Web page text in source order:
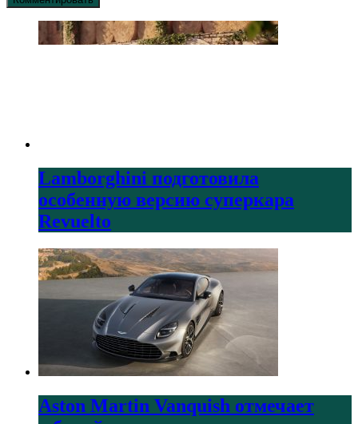
Lamborghini подготовила
особенную версию суперкара
Revuelto
Aston Martin Vanquish отмечает